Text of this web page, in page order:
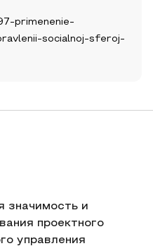
primenenie-
socialnoj-sferoj-
значимость и
проектного
управления